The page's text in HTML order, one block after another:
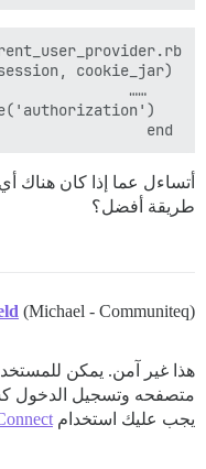
أتساءل عما إذا كان
طريقة أفضل؟
(Michael - Communiteq)
هذا غير آمن. يمكن
متصفحه وتسجيل الدخول
يجب عليك استخدام